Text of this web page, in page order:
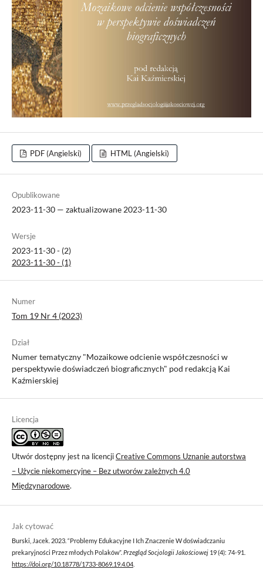
PDF (Angielski) HTML (Angielski)
Opublikowane
2023-11-30 — zaktualizowane 2023-11-30
Wersje
2023-11-30 - (2)
2023-11-30 - (1)
Numer
Tom 19 Nr 4 (2023)
Dział
Numer tematyczny "Mozaikowe odcienie współczesności w
perspektywie doświadczeń biograficznych" pod redakcją Kai
Kaźmierskiej
Licencja
Utwór dostępny jest na licencjiCreative Commons Uznanie autorstwa
– Użycie niekomercyjne – Bez utworów zależnych 4.0
Międzynarodowe.
Jak cytować
Burski, Jacek. 2023. “Problemy Edukacyjne I Ich Znaczenie W doświadczaniu
prekaryjności Przez młodych Polaków”. Przegląd Socjologii Jakościowej 19 (4): 74-91.
https://doi.org/10.18778/1733-8069.19.4.04.